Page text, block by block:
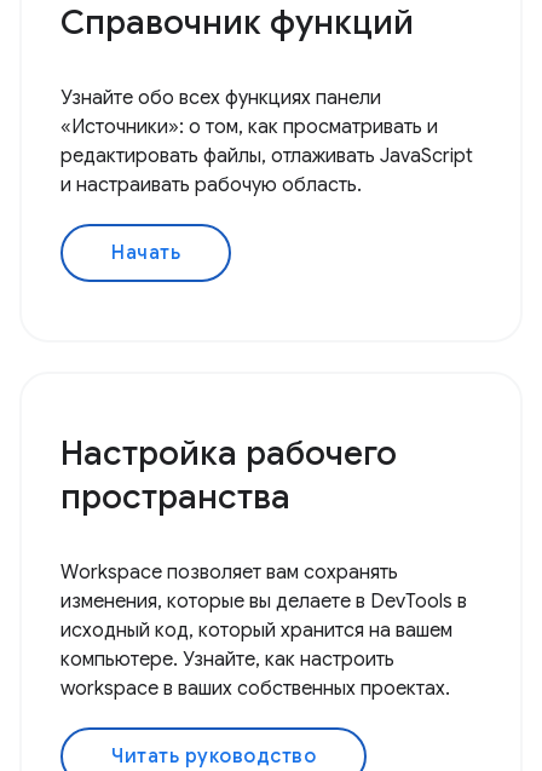
Справочник функций
Узнайте обо всех функциях панели
«Источники»: о том, как просматривать и
редактировать файлы, отлаживать JavaScript
и настраивать рабочую область.
Начать
Настройка рабочего
пространства
Workspace позволяет вам сохранять
изменения, которые вы делаете в DevTools в
исходный код, который хранится на вашем
компьютере. Узнайте, как настроить
workspace в ваших собственных проектах.
Читать руководство